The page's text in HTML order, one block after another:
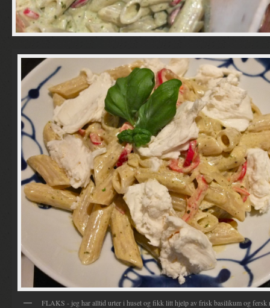
FLAKS - jeg har alltid urter i huset og fikk litt hjelp av frisk basilikum og fersk